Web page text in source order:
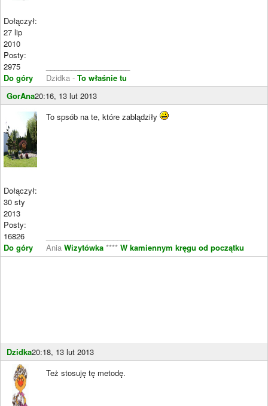
Dołączył:
27 lip
2010
Posty:
2975
Do góry
Dzidka - To właśnie tu
GorAna20:16, 13 lut 2013
Dołączył:
30 sty
2013
Posty:
16826
Do góry
To spsób na te, które zablądziły
Ania Wizytówka **** W kamiennym kręgu od początku
Dzidka20:18, 13 lut 2013
Też stosuję tę metodę.